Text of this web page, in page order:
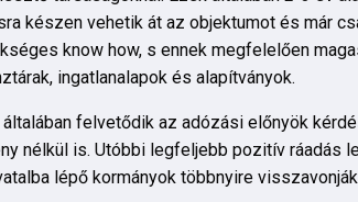
készen vehetik át az objektumot és már
know how, s ennek megfelelően
ingatlanalapok és alapítványok.
felvetődik az adózási előnyök
nélkül is. Utóbbi legfeljebb pozitív ráadás
lépő kormányok többnyire